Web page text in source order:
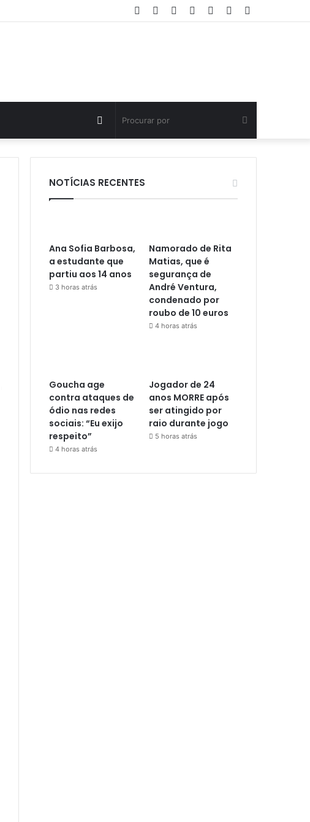
Artigo
Entrar
Instagram
YouTube
Twitter
Facebook
Procurar
por
Artigo
aleatório
NOTÍCIAS RECENTES
Ana Sofia Barbosa,
a estudante que
partiu aos 14 anos
3 horas atrás
Namorado de Rita
Matias, que é
segurança de
André Ventura,
condenado por
roubo de 10 euros
4 horas atrás
Goucha age
contra ataques de
ódio nas redes
sociais: “Eu exijo
respeito”
4 horas atrás
Jogador de 24
anos MORRE após
ser atingido por
raio durante jogo
5 horas atrás